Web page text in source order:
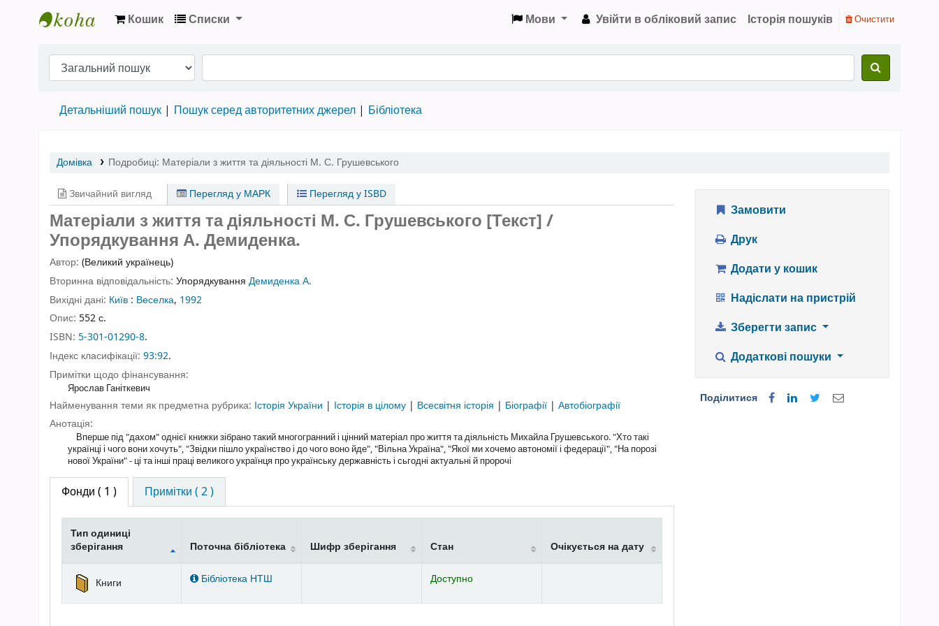
Кошик Списки Мови Увійти в обліковий запис Історія пошуків Очистити
Детальніший пошук Пошук серед авторитетних джерел Бібліотека
Домівка Подробиці: Матеріали з життя та діяльності М. С. Грушевського
Звичайний вигляд Перегляд у МАРК Перегляд у ISBD
Матеріали з життя та діяльності М. С. Грушевського [Текст] /
Упорядкування А. Демиденка.
Автор: (Великий українець)
Вторинна відповідальність: Упорядкування Демиденка А.
Вихідні дані: Київ : Веселка, 1992
Опис: 552 с.
ISBN: 5-301-01290-8.
Індекс класифікації: 93:92.
Примітки щодо фінансування:
Ярослав Ганіткевич
Найменування теми як предметна рубрика: Історія України | Історія в цілому | Всесвітня історія | Біографії | Автобіографії
Анотація:
Вперше під "дахом" однієї книжки зібрано такий многогранний і цінний матеріал про життя та діяльність Михайла Грушевського. "Хто такі
українці і чого вони хочуть", "Звідки пішло українство і до чого воно йде", "Вільна Україна", "Якої ми хочемо автономії і федерації", "На порозі
нової України" - ці та інші праці великого українця про українську державність і сьгодні актуальні й пророчі
Фонди ( 1 ) Примітки ( 2 )
Фонди
Тип одиниці
зберігання
Поточна бібліотека Шифр зберігання Стан Очікується на дату
Книги Бібліотека НТШ Доступно
Замовити
Друк
Додати у кошик
Надіслати на пристрій
Зберегти запис
Додаткові пошуки
Поділитися